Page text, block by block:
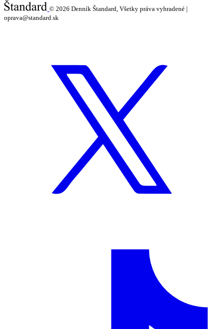
© 2026 Denník Štandard, Všetky práva vyhradené |
oprava@standard.sk